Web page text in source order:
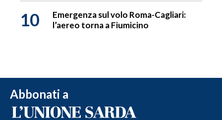
10
Emergenza sul volo Roma-Cagliari:
l’aereo torna a Fiumicino
Abbonati a